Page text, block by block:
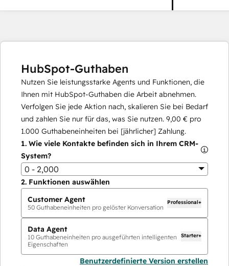
HubSpot-Guthaben
Nutzen Sie leistungsstarke Agents und Funktionen, die
Ihnen mit HubSpot-Guthaben die Arbeit abnehmen.
Verfolgen Sie jede Aktion nach, skalieren Sie bei Bedarf
und zahlen Sie nur für das, was Sie nutzen. 9,00 € pro
1.000 Guthabeneinheiten bei [jährlicher] Zahlung.
1. Wie viele Kontakte befinden sich in Ihrem CRM-
System?
0 - 2,000
2. Funktionen auswählen
Customer Agent
50 Guthabeneinheiten pro gelöster Konversation
Professional+
Data Agent
10 Guthabeneinheiten pro ausgeführten intelligenten
Eigenschaften
Starter+
Benutzerdefinierte Version erstellen